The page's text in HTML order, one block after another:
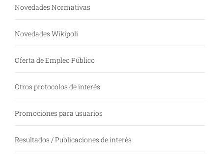
Novedades Normativas
Novedades Wikipoli
Oferta de Empleo Público
Otros protocolos de interés
Promociones para usuarios
Resultados / Publicaciones de interés